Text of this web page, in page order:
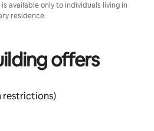
available only to individuals living in
residence.
offers
restrictions)